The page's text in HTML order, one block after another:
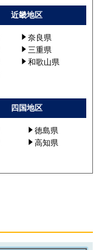
近畿地区
奈良県
三重県
和歌山県
四国地区
徳島県
高知県